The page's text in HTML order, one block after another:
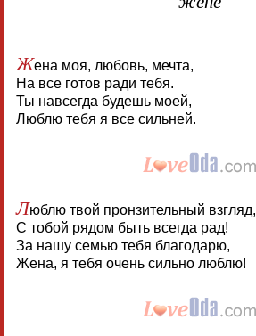
Жена моя, любовь, мечта,
На все готов ради тебя.
Ты навсегда будешь моей,
Люблю тебя я все сильней.
Люблю твой пронзительный взгляд,
С тобой рядом быть всегда рад!
За нашу семью тебя благодарю,
Жена, я тебя очень сильно люблю!